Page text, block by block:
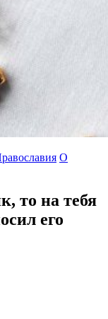
О
то на тебя
его